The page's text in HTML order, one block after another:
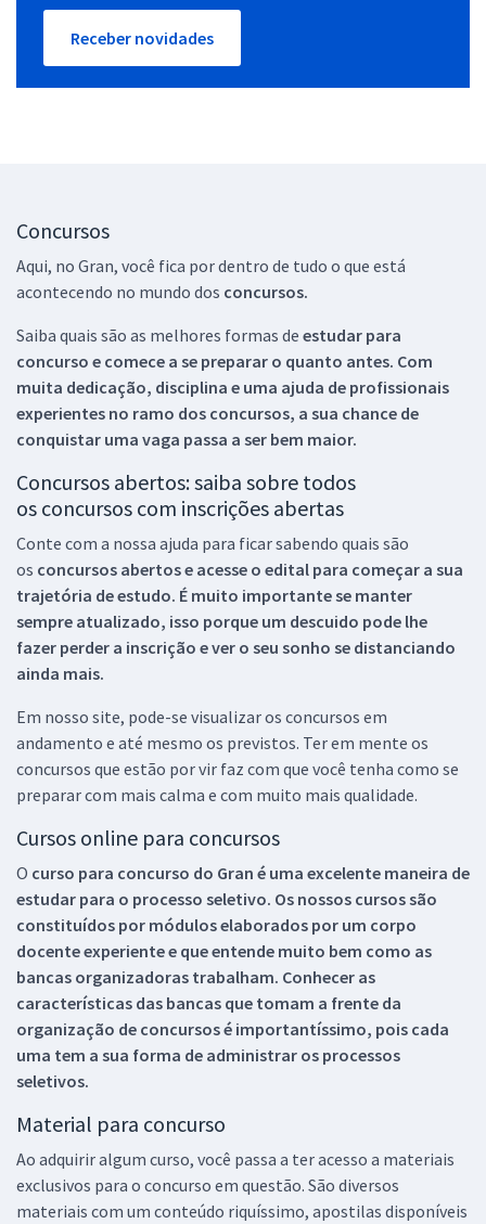
Receber novidades
Concursos
Aqui, no Gran, você fica por dentro de tudo o que está
acontecendo no mundo dos concursos.
Saiba quais são as melhores formas de estudar para
concurso e comece a se preparar o quanto antes. Com
muita dedicação, disciplina e uma ajuda de profissionais
experientes no ramo dos concursos, a sua chance de
conquistar uma vaga passa a ser bem maior.
Concursos abertos: saiba sobre todos
os concursos com inscrições abertas
Conte com a nossa ajuda para ficar sabendo quais são
os concursos abertos e acesse o edital para começar a sua
trajetória de estudo. É muito importante se manter
sempre atualizado, isso porque um descuido pode lhe
fazer perder a inscrição e ver o seu sonho se distanciando
ainda mais.
Em nosso site, pode-se visualizar os concursos em
andamento e até mesmo os previstos. Ter em mente os
concursos que estão por vir faz com que você tenha como se
preparar com mais calma e com muito mais qualidade.
Cursos online para concursos
O curso para concurso do Gran é uma excelente maneira de
estudar para o processo seletivo. Os nossos cursos são
constituídos por módulos elaborados por um corpo
docente experiente e que entende muito bem como as
bancas organizadoras trabalham. Conhecer as
características das bancas que tomam a frente da
organização de concursos é importantíssimo, pois cada
uma tem a sua forma de administrar os processos
seletivos.
Material para concurso
Ao adquirir algum curso, você passa a ter acesso a materiais
exclusivos para o concurso em questão. São diversos
materiais com um conteúdo riquíssimo, apostilas disponíveis